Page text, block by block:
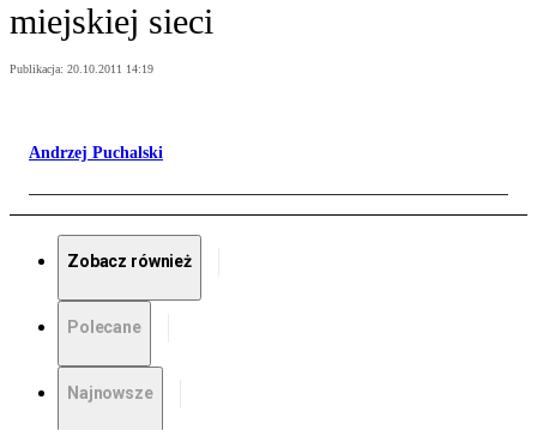
miejskiej sieci
Publikacja: 20.10.2011 14:19
Andrzej Puchalski
Zobacz również
Polecane
Najnowsze